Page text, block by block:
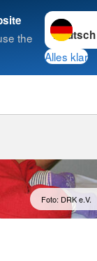
the
Sprache
Alles klar
Foto: DRK e.V.